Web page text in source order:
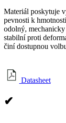
Materiál poskytuje
pevnosti k
odolný,
stabilní proti
činí dostupnou
Datasheet
✔